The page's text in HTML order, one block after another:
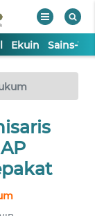
Ekuin Sains-